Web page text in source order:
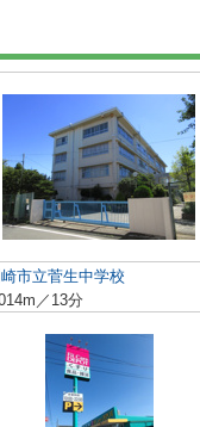
崎市立菅生中学校
／13分